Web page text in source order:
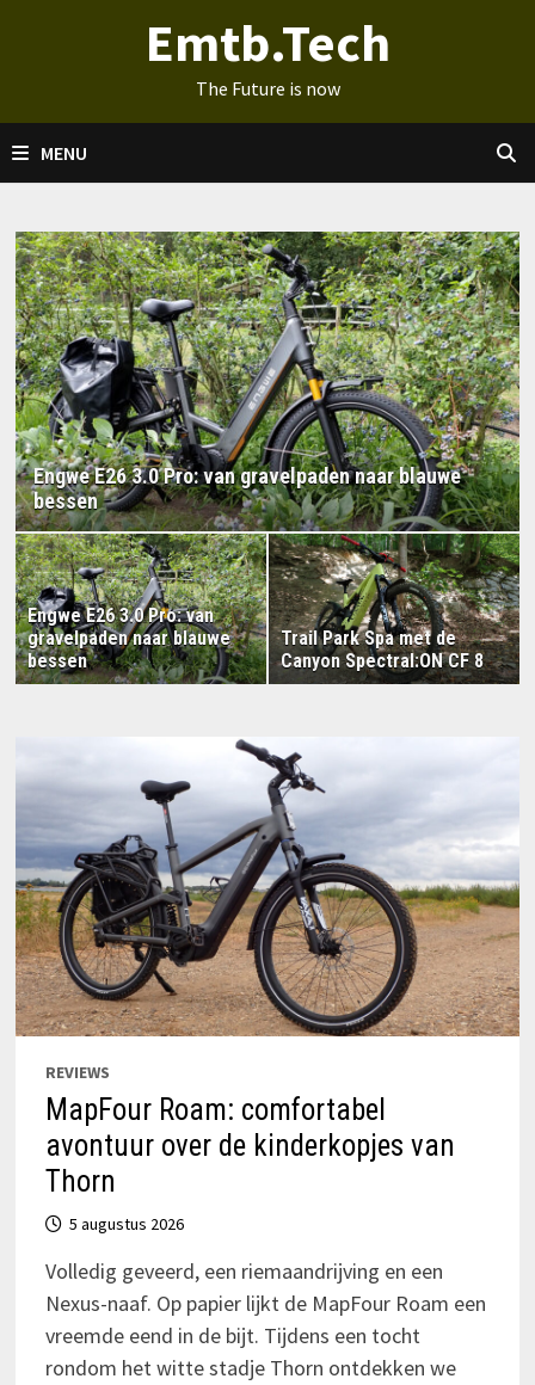
Emtb.Tech
The Future is now
MENU
Engwe E26 3.0 Pro: van gravelpaden naar blauwe
bessen
Engwe E26 3.0 Pro: van
gravelpaden naar blauwe
bessen
Trail Park Spa met de
Canyon Spectral:ON CF 8
REVIEWS
MapFour Roam: comfortabel
avontuur over de kinderkopjes van
Thorn
5 augustus 2026
Volledig geveerd, een riemaandrijving en een
Nexus-naaf. Op papier lijkt de MapFour Roam een
vreemde eend in de bijt. Tijdens een tocht
rondom het witte stadje Thorn ontdekken we